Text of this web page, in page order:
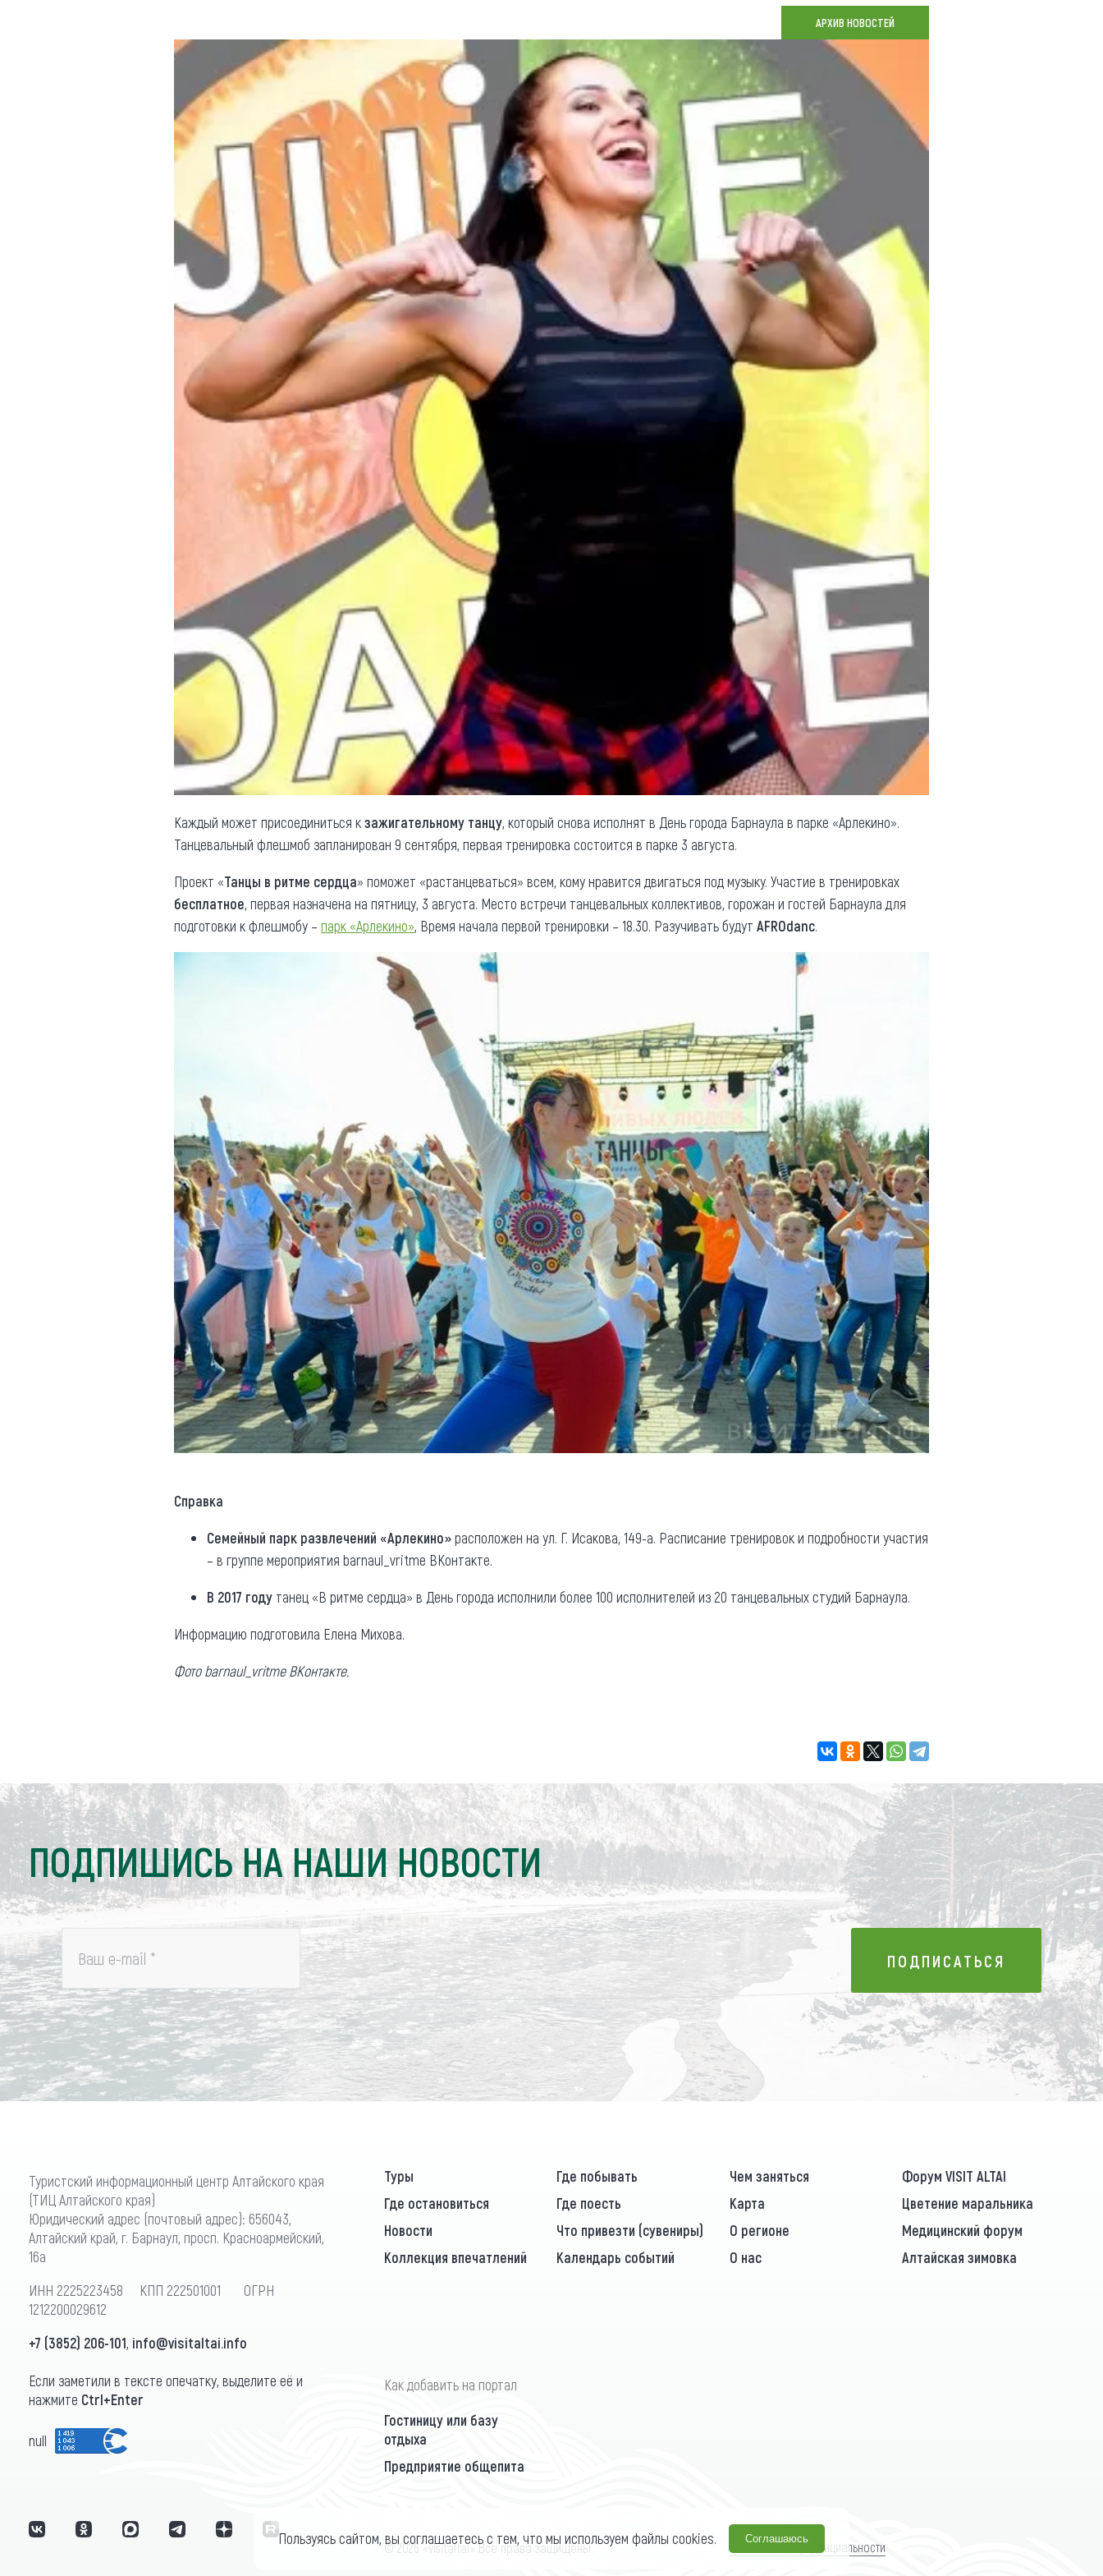
Придорожные кафе
Что привезти (сувениры)
Общая информация
Как добраться
Люди, прославившие Алтай
Карты и буклеты
Коллекция впечатлений
Блог путешественника
Видеогалерея
Фотогалерея
Другие рубрики
Реестр туроператоров
агентств Алтайского края
Противодействие коррупции
АРХИВ НОВОСТЕЙ
Каждый может присоединиться кзажигательному танцу, который снова исполнят в День города Барнаула в парке «Арлекино».
Танцевальный флешмоб запланирован 9 сентября, первая тренировка состоится в парке 3 августа.
Проект «Танцы в ритме сердца» поможет «растанцеваться» всем, кому нравится двигаться под музыку. Участие в тренировках
бесплатное, первая назначена на пятницу, 3 августа. Место встречи танцевальных коллективов, горожан и гостей Барнаула для
подготовки к флешмобу – парк «Арлекино», Время начала первой тренировки – 18.30. Разучивать будут AFROdanc.
Справка
Семейный парк развлечений «Арлекино»расположен на ул. Г. Исакова, 149-а. Расписание тренировок и подробности участия
– в группе мероприятия barnaul_vritme ВКонтакте.
В 2017 году танец «В ритме сердца» в День города исполнили более 100 исполнителей из 20 танцевальных студий Барнаула.
Информацию подготовила Елена Михова.
Фото barnaul_vritme ВКонтакте.
ПОДПИШИСЬ НА НАШИ НОВОСТИ
Ваш e-mail * ПОДПИСАТЬСЯ
ПОДПИСАТЬСЯ
Туристский информационный центр Алтайского края
(ТИЦ Алтайского края)
Юридический адрес (почтовый адрес): 656043,
Алтайский край, г. Барнаул, просп. Красноармейский,
16а
ИНН 2225223458 КПП 222501001 ОГРН
1212200029612
+7 (3852) 206-101, info@visitaltai.info
Если заметили в тексте опечатку, выделите её и
нажмите Ctrl+Enter
null
Туры Где побывать Чем заняться
Форум VISIT ALTAI
Где остановиться
Где поесть Карта
Цветение маральника
Новости
Что привезти (сувениры) О регионе
Медицинский форум
Коллекция впечатлений
Календарь событий О нас Алтайская зимовка
Как добавить на портал
Гостиницу или базу
отдыха
Предприятие общепита
© 2026 «visitaltai» Все права защищены. Политика конфиденциальности
Пользуясь сайтом, вы соглашаетесь с тем, что мы используем файлы cookies. Соглашаюсь